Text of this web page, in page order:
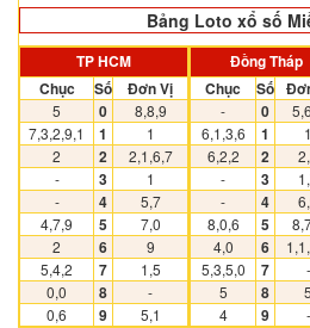
Bảng Loto xổ số
TP HCM
Chục
Số Đơn Vị
5 0
8,8,9
7,3,2,9,1
1
1
2
2
2,1,6,7
-
3
1
-
4
5,7
4,7,9
5
7,0
2
6
9
5,4,2
7
1,5
0,0
8
-
0,6
9 5,1
Đồng Tháp
Chục
Số
- 0
6,1,3,6
1
1
6,2,2
2
-
3
-
4
8,0,6
5
4,0
6
5,3,5,0
7
-
5
8
5
4
9 -